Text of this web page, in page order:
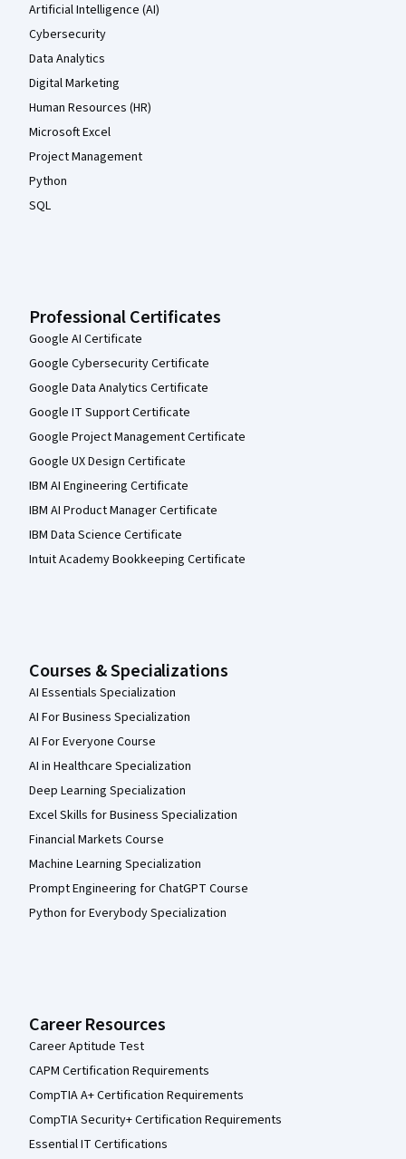
Artificial Intelligence (AI)
Cybersecurity
Data Analytics
Digital Marketing
Human Resources (HR)
Microsoft Excel
Project Management
Python
SQL
Professional Certificates
Google AI Certificate
Google Cybersecurity Certificate
Google Data Analytics Certificate
Google IT Support Certificate
Google Project Management Certificate
Google UX Design Certificate
IBM AI Engineering Certificate
IBM AI Product Manager Certificate
IBM Data Science Certificate
Intuit Academy Bookkeeping Certificate
Courses & Specializations
AI Essentials Specialization
AI For Business Specialization
AI For Everyone Course
AI in Healthcare Specialization
Deep Learning Specialization
Excel Skills for Business Specialization
Financial Markets Course
Machine Learning Specialization
Prompt Engineering for ChatGPT Course
Python for Everybody Specialization
Career Resources
Career Aptitude Test
CAPM Certification Requirements
CompTIA A+ Certification Requirements
CompTIA Security+ Certification Requirements
Essential IT Certifications